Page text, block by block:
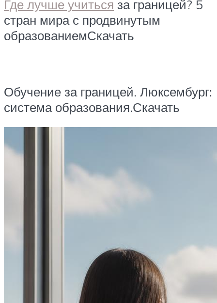
Где лучше учиться за границей? 5
стран мира с продвинутым
образованиемСкачать
Обучение за границей. Люксембург:
система образования.Скачать